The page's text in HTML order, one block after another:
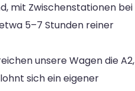
mit Zwischenstationen bei
5–7 Stunden reiner
unsere Wagen die A2,
sich ein eigener